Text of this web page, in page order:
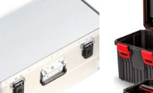
na
listu
želja